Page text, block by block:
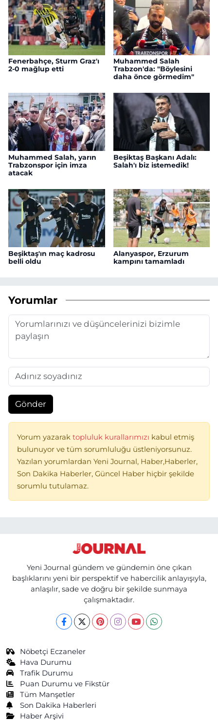
Fenerbahçe, Sturm Graz'ı
2-0 mağlup etti
Muhammed Salah
Trabzon'da: "Böylesini
daha önce görmedim"
Muhammed Salah, yarın
Trabzonspor için imza
atacak
Beşiktaş Başkanı Adalı:
Salah'ı biz istemedik!
Beşiktaş'ın maç kadrosu
belli oldu
Alanyaspor, Erzurum
kampını tamamladı
Yorumlar
Gönder
Yorum yazarak topluluk kurallarımızı kabul etmiş
bulunuyor ve tüm sorumluluğu üstleniyorsunuz.
Yazılan yorumlardan Yeni Journal, Haber,Haberler,
Son Dakika Haberler, Güncel Haber hiçbir şekilde
sorumlu tutulamaz.
Yeni Journal gündem ve gündemin öne çıkan
başlıklarını yeni bir perspektif ve habercilik anlayışıyla,
anlaşılır, sade ve doğru bir şekilde sunmaya
çalışmaktadır.
Nöbetçi Eczaneler
Hava Durumu
Trafik Durumu
Puan Durumu ve Fikstür
Tüm Manşetler
Son Dakika Haberleri
Haber Arşivi